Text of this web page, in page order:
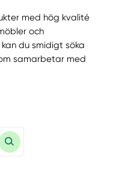
med hög kvalité
och
du smidigt söka
samarbetar med